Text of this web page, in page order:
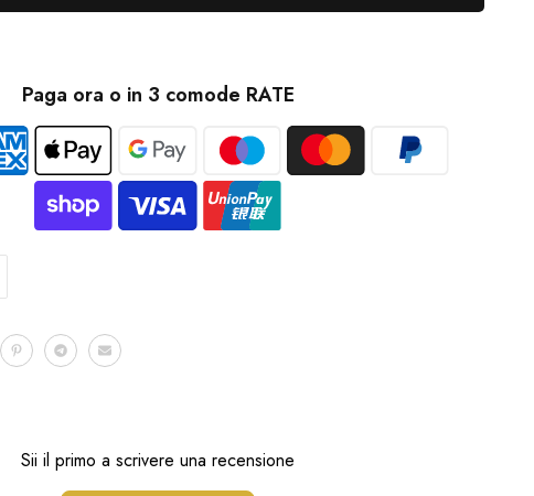
Paga ora o in 3 comode RATE
Sii il primo a scrivere una recensione